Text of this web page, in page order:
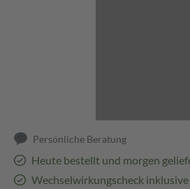
Persönliche Beratung
Heute bestellt und morgen
Wechselwirkungscheck inklusive